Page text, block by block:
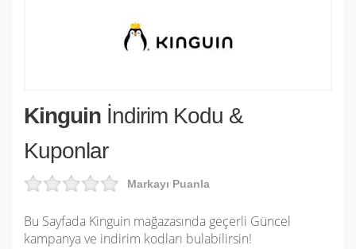
Kinguin İndirim Kodu &
Kuponlar
Markayı Puanla
Bu Sayfada Kinguin mağazasında geçerli Güncel
kampanya ve indirim kodları bulabilirsin!